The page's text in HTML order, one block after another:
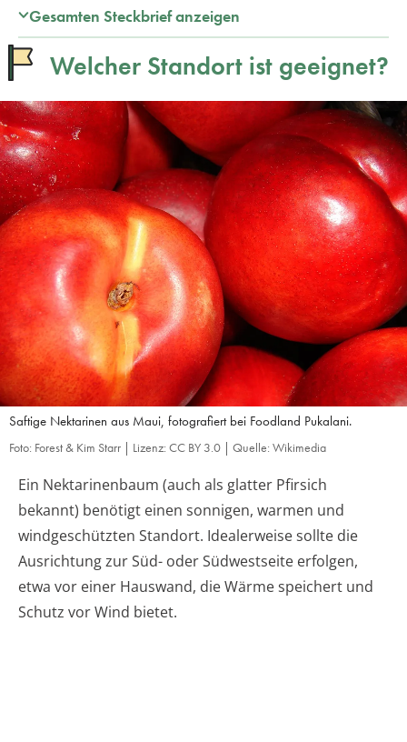
Gesamten Steckbrief anzeigen
Welcher Standort ist geeignet?
Saftige Nektarinen aus Maui, fotografiert bei Foodland Pukalani.
Foto: Forest & Kim Starr | Lizenz: CC BY 3.0 | Quelle: Wikimedia
Ein Nektarinenbaum (auch als glatter Pfirsich
bekannt) benötigt einen sonnigen, warmen und
windgeschützten Standort. Idealerweise sollte die
Ausrichtung zur Süd- oder Südwestseite erfolgen,
etwa vor einer Hauswand, die Wärme speichert und
Schutz vor Wind bietet.